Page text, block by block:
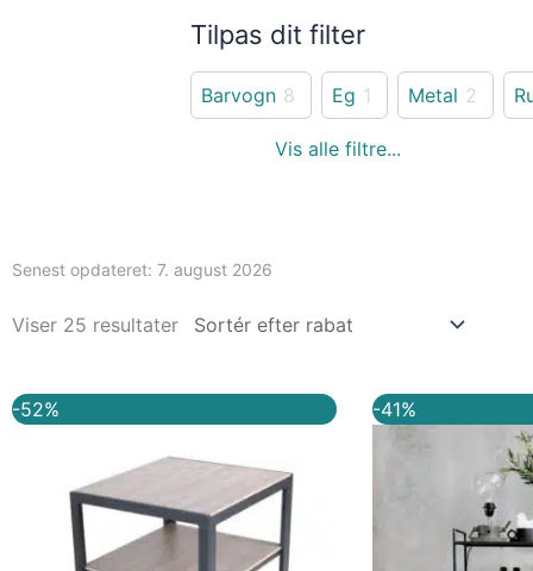
Tilpas dit filter
Barvogn 8 Eg 1 Metal 2
Senest opdateret: 7. august 2026
Viser 25 resultater
-52%
oprindelige
var:
aktuelle
er:
1.299,00 kr..
-41%
pris
var: